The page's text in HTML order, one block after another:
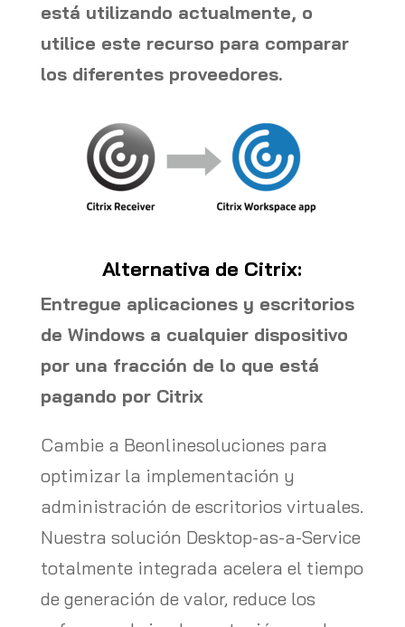
está utilizando actualmente, o
utilice este recurso para comparar
los diferentes proveedores.
Alternativa de Citrix:
Entregue aplicaciones y escritorios
de Windows a cualquier dispositivo
por una fracción de lo que está
pagando por Citrix
Cambie a Beonlinesoluciones para
optimizar la implementación y
administración de escritorios virtuales.
Nuestra solución Desktop-as-a-Service
totalmente integrada acelera el tiempo
de generación de valor, reduce los